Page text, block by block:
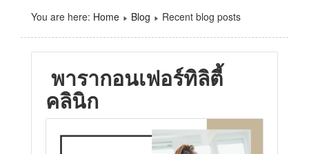
You are here: Home Blog Recent blog posts
พารากอนเฟอร์ทิลิตี้
คลินิก